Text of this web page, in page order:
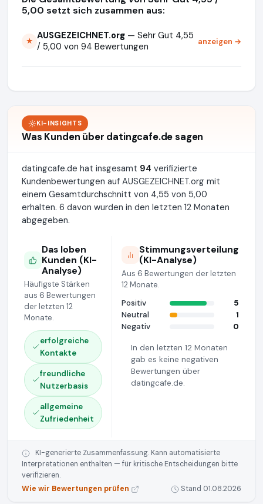
5,00 setzt sich zusammen aus:
★ AUSGEZEICHNET.org — Sehr Gut 4,55
/ 5,00 von 94 Bewertungen
anzeigen →
KI-INSIGHTS
Was Kunden über datingcafe.de sagen
datingcafe.de hat insgesamt 94 verifizierte
Kundenbewertungen auf AUSGEZEICHNET.org mit
einem Gesamtdurchschnitt von 4,55 von 5,00
erhalten. 6 davon wurden in den letzten 12 Monaten
abgegeben.
Das loben
Kunden (KI-
Analyse)
Häufigste Stärken
aus 6 Bewertungen
der letzten 12
Monate.
erfolgreiche
Kontakte
freundliche
Nutzerbasis
allgemeine
Zufriedenheit
Stimmungsverteilung
(KI-Analyse)
Aus 6 Bewertungen der letzten
12 Monate.
Positiv
5
Neutral
1
Negativ
0
In den letzten 12 Monaten
gab es keine negativen
Bewertungen über
datingcafe.de.
KI-generierte Zusammenfassung. Kann automatisierte
Interpretationen enthalten — für kritische Entscheidungen bitte
verifizieren.
Wie wir Bewertungen prüfen
Stand 01.08.2026